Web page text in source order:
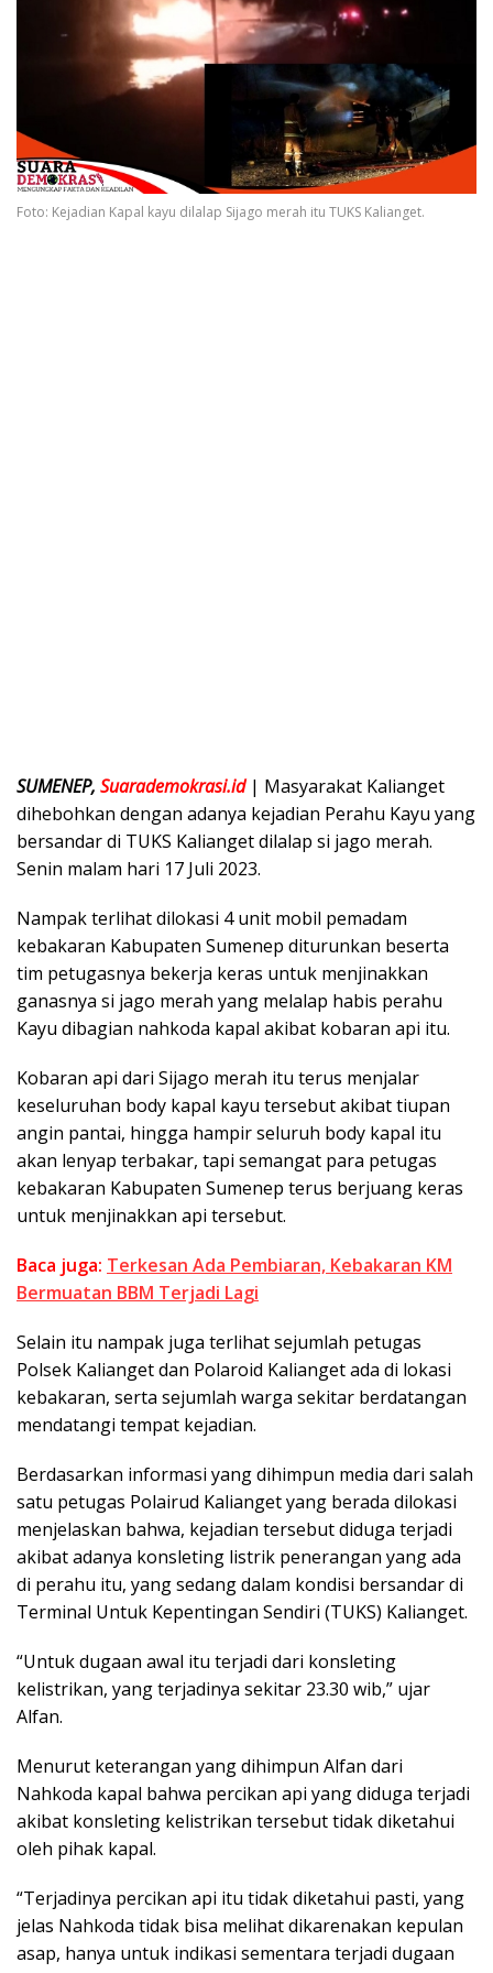
Foto: Kejadian Kapal kayu dilalap Sijago merah itu TUKS Kalianget.
SUMENEP, Suarademokrasi.id| Masyarakat Kalianget
dihebohkan dengan adanya kejadian Perahu Kayu yang
bersandar di TUKS Kalianget dilalap si jago merah.
Senin malam hari 17 Juli 2023.
Nampak terlihat dilokasi 4 unit mobil pemadam
kebakaran Kabupaten Sumenep diturunkan beserta
tim petugasnya bekerja keras untuk menjinakkan
ganasnya si jago merah yang melalap habis perahu
Kayu dibagian nahkoda kapal akibat kobaran api itu.
Kobaran api dari Sijago merah itu terus menjalar
keseluruhan body kapal kayu tersebut akibat tiupan
angin pantai, hingga hampir seluruh body kapal itu
akan lenyap terbakar, tapi semangat para petugas
kebakaran Kabupaten Sumenep terus berjuang keras
untuk menjinakkan api tersebut.
Baca juga: Terkesan Ada Pembiaran, Kebakaran KM
Bermuatan BBM Terjadi Lagi
Selain itu nampak juga terlihat sejumlah petugas
Polsek Kalianget dan Polaroid Kalianget ada di lokasi
kebakaran, serta sejumlah warga sekitar berdatangan
mendatangi tempat kejadian.
Berdasarkan informasi yang dihimpun media dari salah
satu petugas Polairud Kalianget yang berada dilokasi
menjelaskan bahwa, kejadian tersebut diduga terjadi
akibat adanya konsleting listrik penerangan yang ada
di perahu itu, yang sedang dalam kondisi bersandar di
Terminal Untuk Kepentingan Sendiri (TUKS) Kalianget.
“Untuk dugaan awal itu terjadi dari konsleting
kelistrikan, yang terjadinya sekitar 23.30 wib,” ujar
Alfan.
Menurut keterangan yang dihimpun Alfan dari
Nahkoda kapal bahwa percikan api yang diduga terjadi
akibat konsleting kelistrikan tersebut tidak diketahui
oleh pihak kapal.
“Terjadinya percikan api itu tidak diketahui pasti, yang
jelas Nahkoda tidak bisa melihat dikarenakan kepulan
asap, hanya untuk indikasi sementara terjadi dugaan